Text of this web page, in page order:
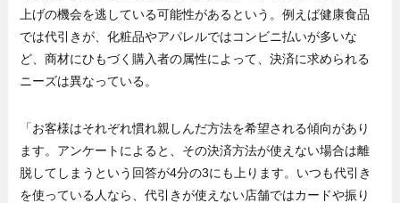
上げの機会を逃している可能性があるという。例えば健康食品
では代引きが、化粧品やアパレルではコンビニ払いが多いな
ど、商材にひもづく購入者の属性によって、決済に求められる
ニーズは異なっている。
「お客様はそれぞれ慣れ親しんだ方法を希望される傾向があり
ます。アンケートによると、その決済方法が使えない場合は離
脱してしまうという回答が4分の3にも上ります。いつも代引き
を使っている人なら、代引きが使えない店舗ではカードや振り